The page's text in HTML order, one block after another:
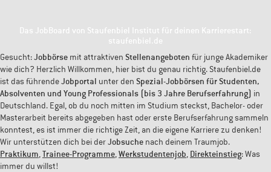
Das JobBoard von Staufenbiel Institut für deinen Karrierestart:
staufenbiel.de
Gesucht:Jobbörse mit attraktiven Stellenangeboten für junge Akademiker
wie dich? Herzlich Willkommen, hier bist du genau richtig. Staufenbiel.de
ist das führendeJobportal unter den Spezial-Jobbörsen für Studenten,
Absolventen und Young Professionals (bis 3 Jahre Berufserfahrung) in
Deutschland. Egal, ob du noch mitten im Studium steckst, Bachelor- oder
Masterarbeit bereits abgegeben hast oder erste Berufserfahrung sammeln
konntest, es ist immer die richtige Zeit, an die eigene Karriere zu denken!
Wir unterstützen dich bei derJobsuche nach deinem Traumjob.
Praktikum,Trainee-Programme,Werkstudentenjob, Direkteinstieg: Was
immer du willst!